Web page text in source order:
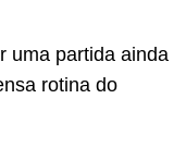
uma partida ainda
rotina do